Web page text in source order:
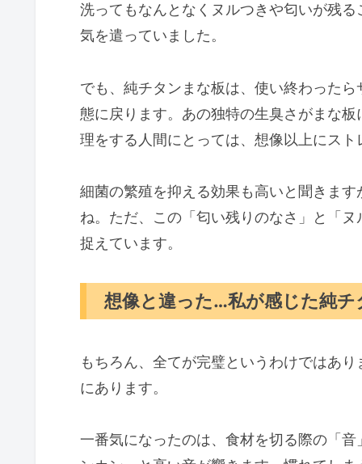
洗ってもなんとなくヌルつきや匂いが残
気を遣っていました。
でも、純チタンまな板は、使い終わった
態に戻ります。あの独特の生臭さがまな
理をする人間にとっては、想像以上にスト
細菌の繁殖を抑える効果も高いと聞きま
ね。ただ、この「匂い残りのなさ」と「
捉えています。
想像と違った…私が感じた純
もちろん、全てが完璧というわけではあ
にあります。
一番気になったのは、食材を切る際の「